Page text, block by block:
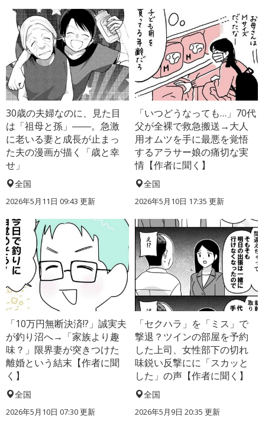
30歳の夫婦なのに、見た目
は「祖母と孫」――。急激
に老いる妻と成長が止まっ
た夫の漫画が描く「歳と幸
せ」
全国
2026年5月11日 09:43 更新
「いつどうなっても…」70代
父が全裸で救急搬送→大人
用オムツを手に最悪を覚悟
するアラサー娘の痛切な実
情【作者に聞く】
全国
2026年5月10日 17:35 更新
「10万円無断決済!?」誠実夫
が釣り沼へ→「家族より趣
味？」限界妻が突きつけた
離婚という結末【作者に聞
く】
全国
2026年5月10日 07:30 更新
「セクハラ」を「ミス」で
撃退？ツインの部屋を予約
した上司、女性部下の切れ
味鋭い反撃にに「スカッと
した」の声【作者に聞く】
全国
2026年5月9日 20:35 更新